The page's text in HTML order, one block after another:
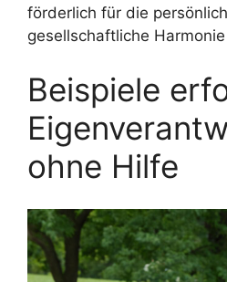
förderlich für die
gesellschaftliche
Beispiele
ohne Hilfe